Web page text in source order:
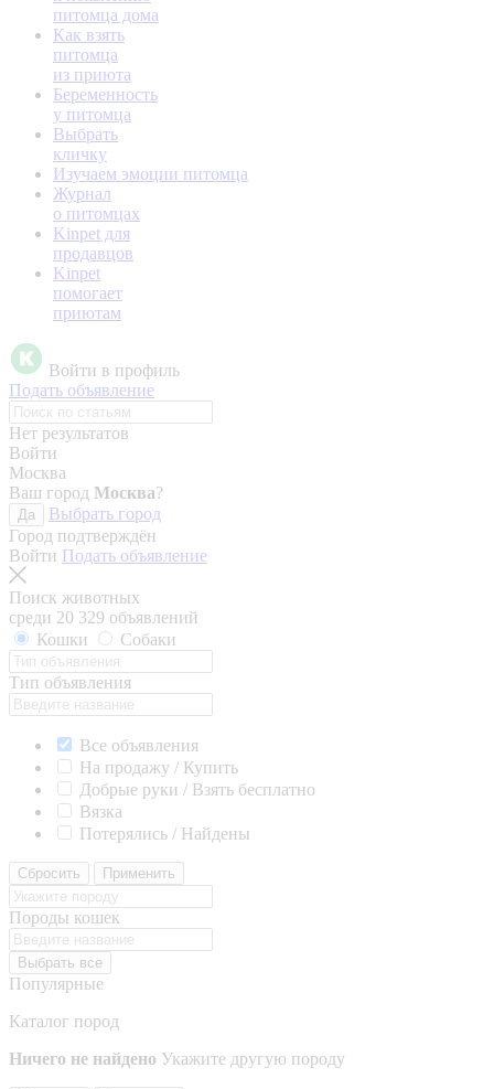
питомца дома
Как взять
питомца
из приюта
Беременность
у питомца
Выбрать
кличку
Изучаем эмоции питомца
Журнал
о питомцах
Kinpet для
продавцов
Kinpet
помогает
приютам
Войти в профиль
Подать объявление
Нет результатов
Войти
Москва
Ваш город Москва?
Да
Выбрать город
Город подтверждён
Войти Подать объявление
Поиск животных
среди 20 329 объявлений
Кошки
Собаки
Тип объявления
Все объявления
На продажу / Купить
Добрые руки / Взять бесплатно
Вязка
Потерялись / Найдены
Сбросить Применить
Породы кошек
Выбрать все
Популярные
Каталог пород
Ничего не найдено Укажите другую породу